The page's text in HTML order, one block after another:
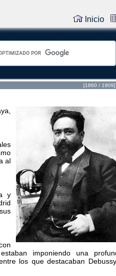
Inicio
[1860 / 1909]
al
y
imponiendo una
los que destacaban